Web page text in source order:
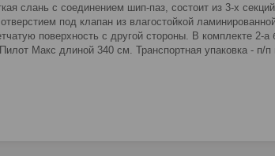
слань с соединением шип-паз, состоит из 3-х
под клапан из влагостойкой
поверхность с другой стороны. В комплекте 2-
Макс длиной 340 см. Транспортная упаковка - п/п